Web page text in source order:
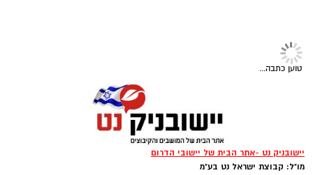
תגים:
נפגעתם בתאונת דרכים לחצו
לקבל מה שמגיע לכם